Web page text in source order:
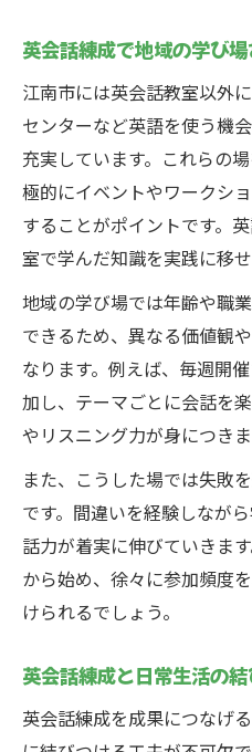
英会話練成で地域の学び
江南市には英会話教室以外
センターなど英語を使う機
充実しています。これらの
極的にイベントやワークシ
することがポイントです。
室で学んだ知識を実践に移せ
地域の学び場では年齢や職
できるため、異なる価値観
なります。例えば、毎週開
加し、テーマごとに会話を
やリスニング力が身につきま
また、こうした場では失敗
です。間違いを経験しなが
話力が着実に伸びていきま
から始め、徐々に参加頻度
けられるでしょう。
英会話練成と日常生活の
英会話練成を成果につなげ